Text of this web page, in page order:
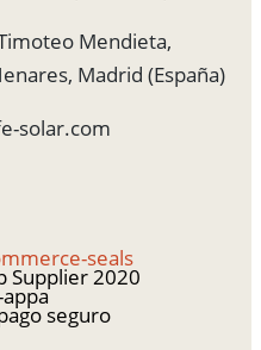
Mendieta,
Madrid (España)
solar.com